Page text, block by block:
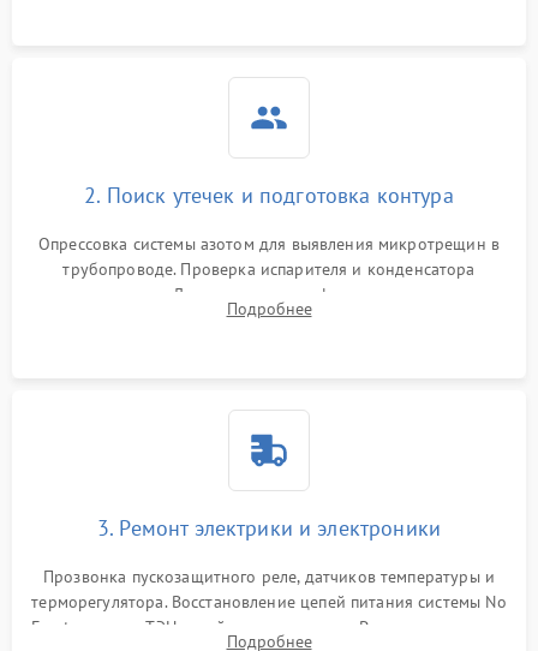
2. Поиск утечек и подготовка контура
Опрессовка системы азотом для выявления микротрещин в
трубопроводе. Проверка испарителя и конденсатора
течеискателем. Демонтаж старого фильтра-осушителя и
продувка капиллярной трубки для устранения засоров.
Подробнее
3. Ремонт электрики и электроники
Прозвонка пускозащитного реле, датчиков температуры и
терморегулятора. Восстановление цепей питания системы No
Frost, включая ТЭН оттайки и вентилятор. Ремонт или замена
Подробнее